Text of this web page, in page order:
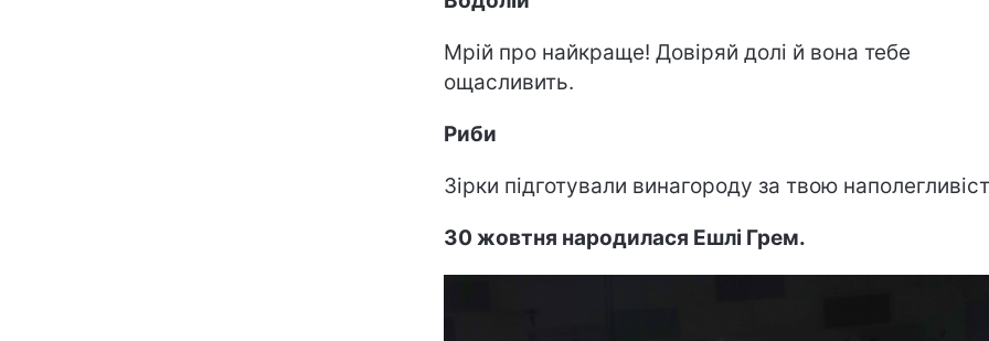
Мрій про найкраще! Довіряй долі й вона тебе
ощасливить.
Риби
Зірки підготували винагороду за твою
30 жовтня народилася Ешлі Грем.